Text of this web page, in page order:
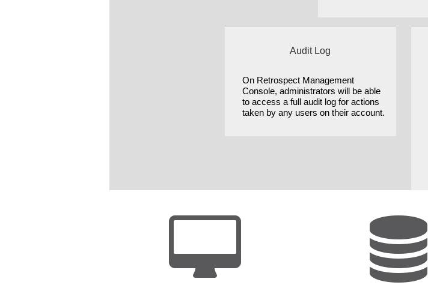
Audit Log
On Retrospect Management
Console, administrators will be able
to access a full audit log for actions
taken by any users on their account.